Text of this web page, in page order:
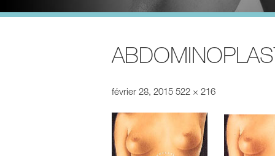
février 28, 2015 522 × 216